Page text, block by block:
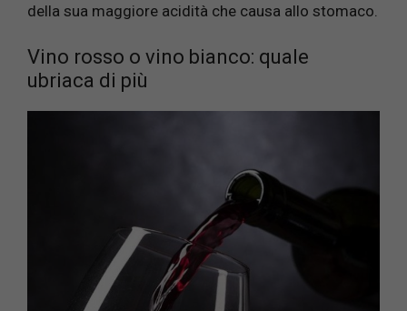
della sua maggiore acidità che causa allo stomaco.
Vino rosso o vino bianco: quale
ubriaca di più